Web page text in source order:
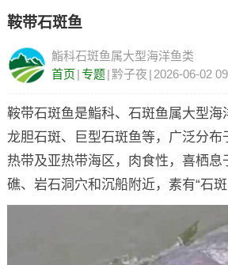
鞍带石斑鱼
鮨科石斑鱼属大型海洋鱼类
首页 |专题|黔子夜 | 2026-06-02
鞍带石斑鱼是鮨科、石斑鱼属大型海
龙胆石斑、巨型石斑鱼等，广泛分布
热带及亚热带海区，肉食性，喜栖息
礁、岩石洞穴和沉船附近，素有“石斑